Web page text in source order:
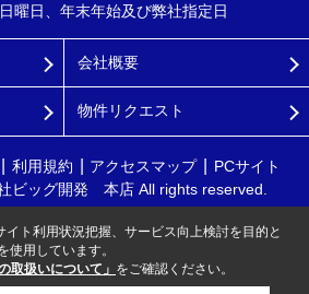
曜日、年末年始及び弊社指定日
会社概要
物件リクエスト
利用規約 アクセスマップ
PCサイト
ビッグ開発 本店 All rights reserved.
ト利用状況把握、サービス向上検討を目的と
使用しています。
取扱いについて」 をご確認ください。